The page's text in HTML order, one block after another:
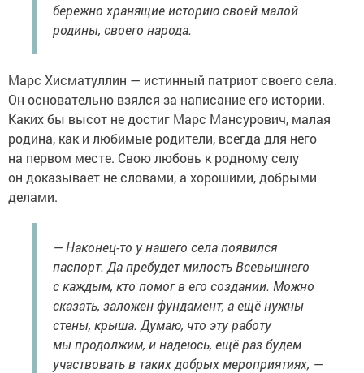
бережно хранящие историю своей малой
родины, своего народа.
Марс Хисматуллин — истинный патриот своего села.
Он основательно взялся за написание его истории.
Каких бы высот не достиг Марс Мансурович, малая
родина, как и любимые родители, всегда для него
на первом месте. Свою любовь к родному селу
он доказывает не словами, а хорошими, добрыми
делами.
— Наконец-то у нашего села появился
паспорт. Да пребудет милость Всевышнего
с каждым, кто помог в его создании. Можно
сказать, заложен фундамент, а ещё нужны
стены, крыша. Думаю, что эту работу
мы продолжим, и надеюсь, ещё раз будем
участвовать в таких добрых мероприятиях, —